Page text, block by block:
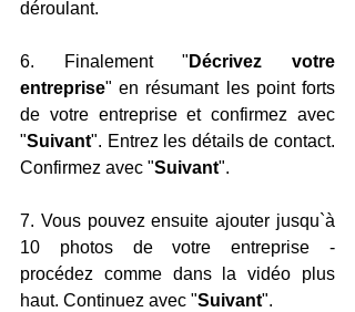
déroulant.
6. Finalement " Décrivez votre
entreprise" en résumant les point forts
de votre entreprise et confirmez avec
"Suivant". Entrez les détails de contact.
Confirmez avec "Suivant".
7. Vous pouvez ensuite ajouter jusqu`à
10 photos de votre entreprise -
procédez comme dans la vidéo plus
haut. Continuez avec "Suivant".